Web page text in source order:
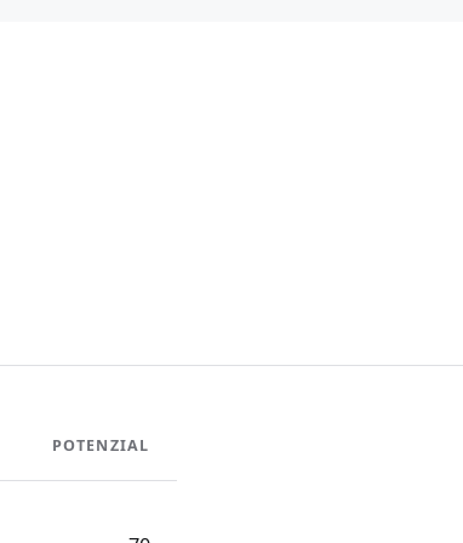
POTENZIAL